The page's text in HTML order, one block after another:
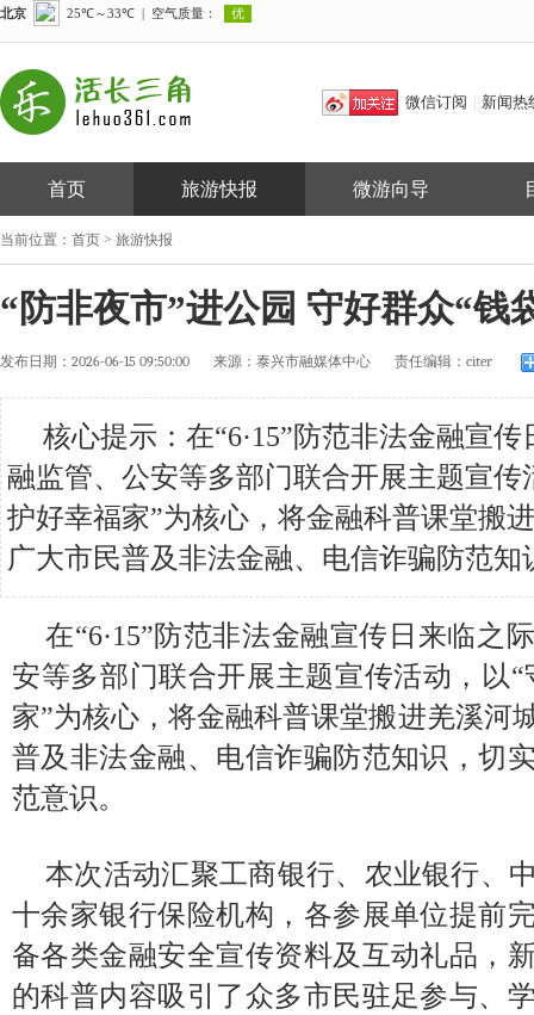
微信订阅 新闻热
首页 旅游快报 微游向导
当前位置： 首页 > 旅游快报
“防非夜市”进公园 守好群众“钱
发布日期： 2026-06-15 09:50:00 来源： 泰兴市融媒体中心 责任编辑： citer
核心提示：在“6·15”防范非法金融宣
融监管、公安等多部门联合开展主题宣传
护好幸福家”为核心，将金融科普课堂搬
广大市民普及非法金融、电信诈骗防范知
在“6·15”防范非法金融宣传日来临之
安等多部门联合开展主题宣传活动，以“
家”为核心，将金融科普课堂搬进羌溪河
普及非法金融、电信诈骗防范知识，切
范意识。
本次活动汇聚工商银行、农业银行、
十余家银行保险机构，各参展单位提前
备各类金融安全宣传资料及互动礼品，
的科普内容吸引了众多市民驻足参与、